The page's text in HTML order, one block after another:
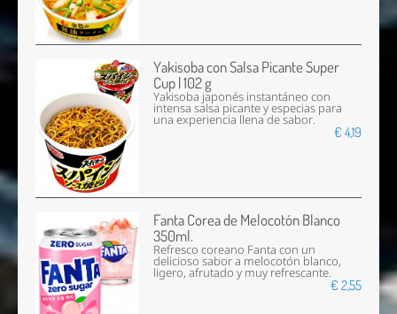
Yakisoba con Salsa Picante Super
Cup | 102 g
Yakisoba japonés instantáneo con
intensa salsa picante y especias para
una experiencia llena de sabor.
€ 4,19
Fanta Corea de Melocotón Blanco
350ml.
Refresco coreano Fanta con un
delicioso sabor a melocotón blanco,
ligero, afrutado y muy refrescante.
€ 2,55